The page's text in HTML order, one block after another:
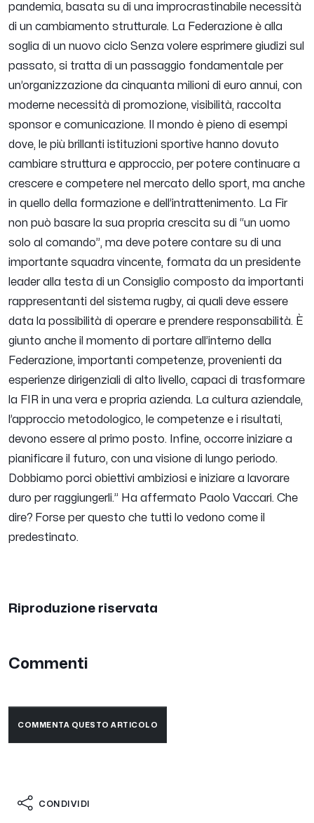
pandemia, basata su di una improcrastinabile necessità
di un cambiamento strutturale. La Federazione è alla
soglia di un nuovo ciclo Senza volere esprimere giudizi sul
passato, si tratta di un passaggio fondamentale per
un’organizzazione da cinquanta milioni di euro annui, con
moderne necessità di promozione, visibilità, raccolta
sponsor e comunicazione. Il mondo è pieno di esempi
dove, le più brillanti istituzioni sportive hanno dovuto
cambiare struttura e approccio, per potere continuare a
crescere e competere nel mercato dello sport, ma anche
in quello della formazione e dell’intrattenimento. La Fir
non può basare la sua propria crescita su di “un uomo
solo al comando”, ma deve potere contare su di una
importante squadra vincente, formata da un presidente
leader alla testa di un Consiglio composto da importanti
rappresentanti del sistema rugby, ai quali deve essere
data la possibilità di operare e prendere responsabilità. È
giunto anche il momento di portare all’interno della
Federazione, importanti competenze, provenienti da
esperienze dirigenziali di alto livello, capaci di trasformare
la FIR in una vera e propria azienda. La cultura aziendale,
l’approccio metodologico, le competenze e i risultati,
devono essere al primo posto. Infine, occorre iniziare a
pianificare il futuro, con una visione di lungo periodo.
Dobbiamo porci obiettivi ambiziosi e iniziare a lavorare
duro per raggiungerli.” Ha affermato Paolo Vaccari. Che
dire? Forse per questo che tutti lo vedono come il
predestinato.
Riproduzione riservata
Commenti
COMMENTA QUESTO ARTICOLO
CONDIVIDI